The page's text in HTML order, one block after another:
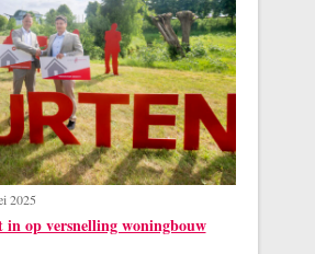
2025
in op versnelling woningbouw